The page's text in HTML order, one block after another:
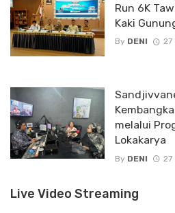
Run 6K
Kaki
By DENI 27
melalui
Lokakarya
By DENI 27
Live Video Streaming